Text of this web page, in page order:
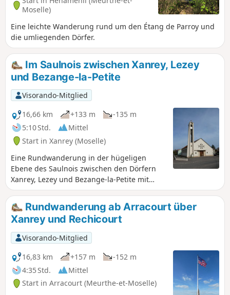
Moselle)
Eine leichte Wanderung rund um den Étang de Parroy und
die umliegenden Dörfer.
Im Saulnois zwischen Xanrey, Lezey
und Bezange-la-Petite
Visorando-Mitglied
16,66 km
+133 m
-135 m
5:10 Std.
Mittel
Start in Xanrey (Moselle)
Eine Rundwanderung in der hügeligen
Ebene des Saulnois zwischen den Dörfern
Xanrey, Lezey und Bezange-la-Petite mit
schönen Ausblicken. Wanderung auf
kleinen, wenig begehenen Straßen und
Feldwegen.
Rundwanderung ab Arracourt über
Xanrey und Rechicourt
Visorando-Mitglied
16,83 km
+157 m
-152 m
4:35 Std.
Mittel
Start in Arracourt (Meurthe-et-Moselle)